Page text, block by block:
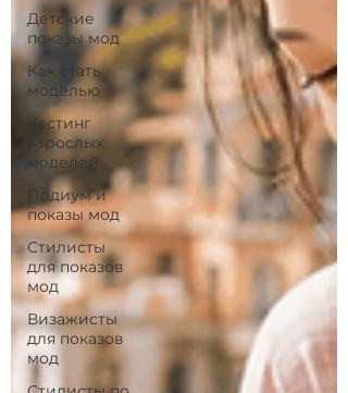
Детские
показы мод
Как стать
моделью
Кастинг
взрослых
моделей
Подиум и
показы мод
Стилисты
для показов
мод
Визажисты
для показов
мод